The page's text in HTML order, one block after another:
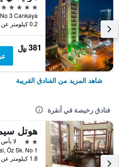
5 نجوم
0.2 كيلومتر عن وسط المدينة
381 ﷼
شاهد المزيد من الفنادق القريبة
فنادق رخيصة في أنقرة
هوتل
2 نجمتين
لا بأس 5.6
1.8 كيلومتر عن وسط المدينة